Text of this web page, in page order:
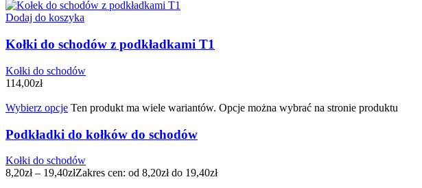
Dodaj do koszyka
Kołki do schodów z podkładkami T1
Kołki do schodów
114,00zł
Wybierz opcje Ten produkt ma wiele wariantów. Opcje można wybrać na stronie produktu
Podkładki do kołków do schodów
Kołki do schodów
8,20zł – 19,40złZakres cen: od 8,20zł do 19,40zł